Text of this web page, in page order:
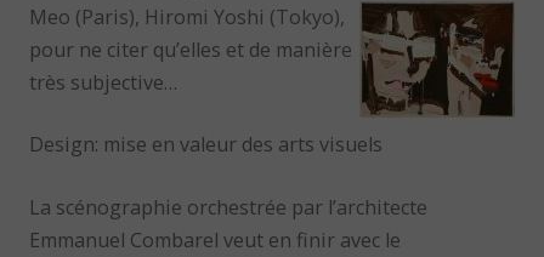
Meo (Paris), Hiromi Yoshi (Tokyo),
pour ne citer qu’elles et de manière
très subjective…
Design: mise en valeur des arts visuels
La scénographie orchestrée par l’architecte
Emmanuel Combarel veut en finir avec le